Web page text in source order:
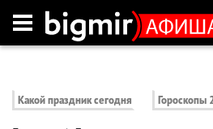
Какой праздник сегодня Гороскопы